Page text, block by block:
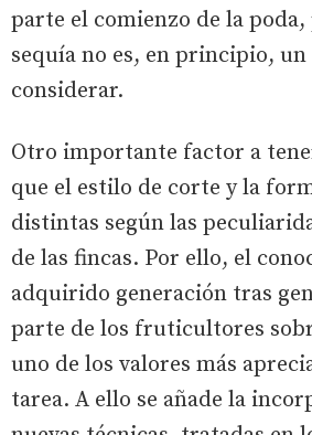
parte el comienzo de la
sequía no es, en principio,
considerar.
Otro importante factor a
que el estilo de corte y la
distintas según las
de las fincas. Por ello, el
adquirido generación tras
parte de los fruticultores
uno de los valores más
tarea. A ello se añade la